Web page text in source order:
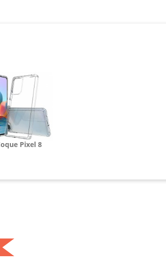
les modèles classiques de
ou non selon les besoins des consommateurs.
il y a aussi les coques étanches. Ces
liquides. D’ailleurs, il faut souligner qu’il
écran intégré. Elle offre une solide protection
de type « batteries cases » ont pour objectif
de prolonger l’autonomie de la batterie du
va protéger l’avant ainsi que les côtés du
Pixel 8